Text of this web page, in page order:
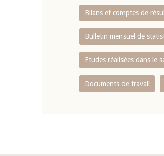
Bilans et comptes de
Bulletin mensuel de
Etudes réalisées dans le
Documents de travail